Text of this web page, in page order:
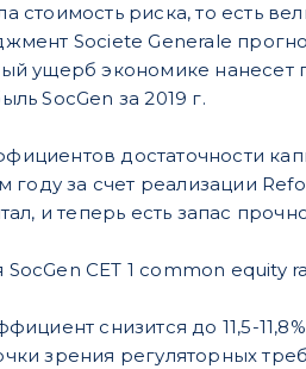
стоимость риска, то есть
Societe Generale
ущерб экономике
SocGen за 2019 г.
достаточности
году за счет реализации
и теперь есть запас
CET 1 common equity
снизится до 11,5-
зрения регуляторных